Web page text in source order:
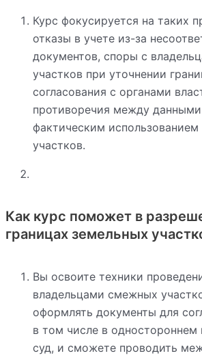
Курс фокусируется на таких
отказы в учете из-за
документов, споры с
участков при уточнении
согласования с органами
противоречия между
фактическим использованием
участков.
Как курс поможет в
границах земельных
Вы освоите техники
владельцами смежных
оформлять документы для
в том числе в одностороннем
суд, и сможете проводить